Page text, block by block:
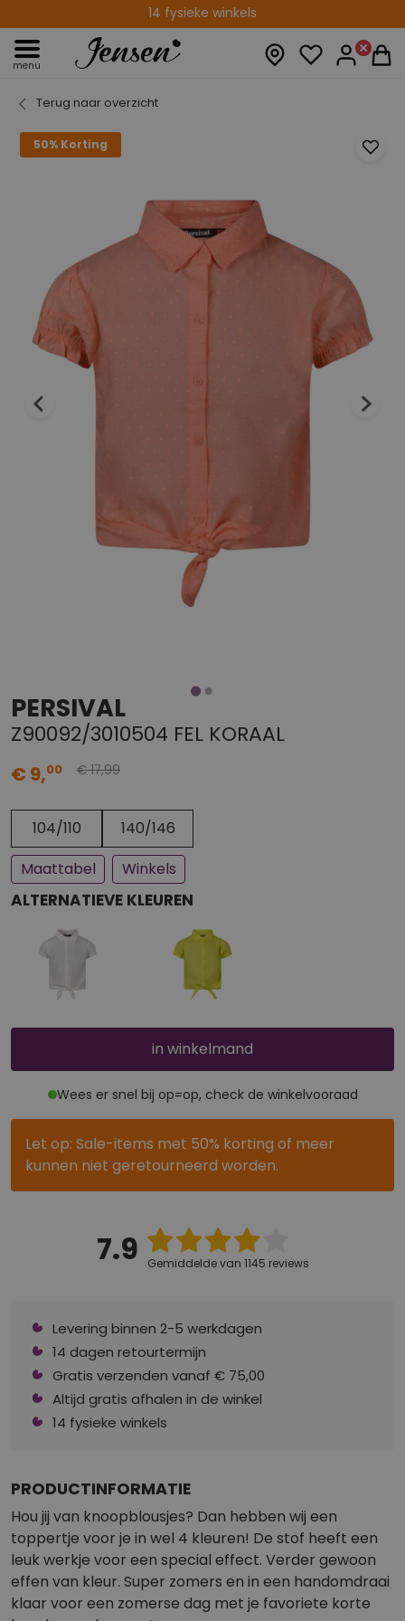
14 fysieke winkels
Altijd gratis afhalen in de winkel
menu
Terug naar overzicht
50% Korting
PERSIVAL
Z90092/3010504 FEL KORAAL
€ 9,00 € 17,99
Een paar stuks op voorraad
Bijna uitverkocht
104/110
140/146
Maattabel
Winkels
ALTERNATIEVE KLEUREN
in winkelmand
Wees er snel bij op=op, check de winkelvooraad
Let op: Sale-items met 50% korting of meer
kunnen niet geretourneerd worden.
7.9 Gemiddelde van 1145 reviews
Levering binnen 2-5 werkdagen
14 dagen retourtermijn
Gratis verzenden vanaf € 75,00
Altijd gratis afhalen in de winkel
14 fysieke winkels
PRODUCTINFORMATIE
Hou jij van knoopblousjes? Dan hebben wij een
toppertje voor je in wel 4 kleuren! De stof heeft een
leuk werkje voor een special effect. Verder gewoon
effen van kleur. Super zomers en in een handomdraai
klaar voor een zomerse dag met je favoriete korte